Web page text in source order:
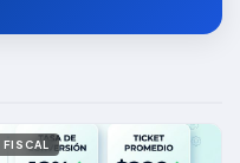
FISCAL